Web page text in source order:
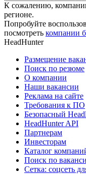
К сожалению,
регионе.
Попробуйте
посмотреть компании
HeadHunter
Размещение
Поиск по резюме
О компании
Наши вакансии
Реклама на сайте
Требования к ПО
Безопасный
HeadHunter API
Партнерам
Инвесторам
Каталог
Поиск по
Сетка: соцсеть